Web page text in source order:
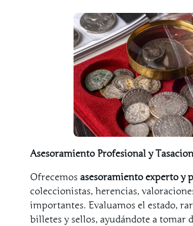
Asesoramiento Profesional y
Ofrecemos asesoramiento experto y
coleccionistas, herencias,
importantes. Evaluamos el estado,
billetes y sellos, ayudándote a tomar